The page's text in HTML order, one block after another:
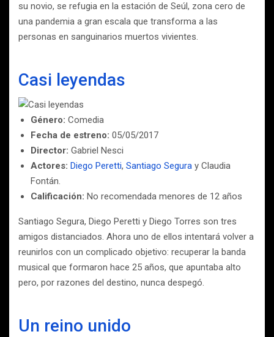
su novio, se refugia en la estación de Seúl, zona cero de
una pandemia a gran escala que transforma a las
personas en sanguinarios muertos vivientes.
Casi leyendas
Género: Comedia
Fecha de estreno: 05/05/2017
Director: Gabriel Nesci
Actores: Diego Peretti, Santiago Segura y Claudia
Fontán.
Calificación: No recomendada menores de 12 años
Santiago Segura, Diego Peretti y Diego Torres son tres
amigos distanciados. Ahora uno de ellos intentará volver a
reunirlos con un complicado objetivo: recuperar la banda
musical que formaron hace 25 años, que apuntaba alto
pero, por razones del destino, nunca despegó.
Un reino unido